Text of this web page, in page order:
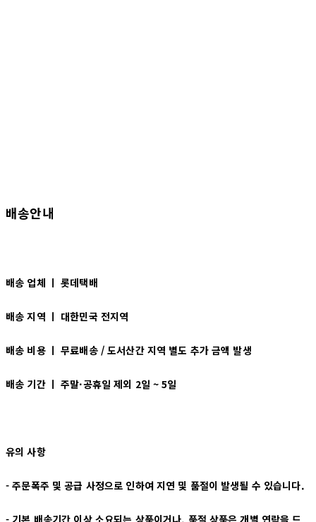
배송안내
배송 업체 ㅣ 롯데택배
배송 지역 ㅣ 대한민국 전지역
배송 비용 ㅣ무료배송 / 도서산간 지역 별도 추가 금액 발생
배송 기간 ㅣ주말·공휴일 제외 2일 ~ 5일
유의 사항
- 주문폭주 및 공급 사정으로 인하여 지연 및 품절이 발생될 수 있습니다.